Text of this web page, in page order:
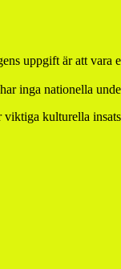
uppgift är att vara
inga nationella
kulturella